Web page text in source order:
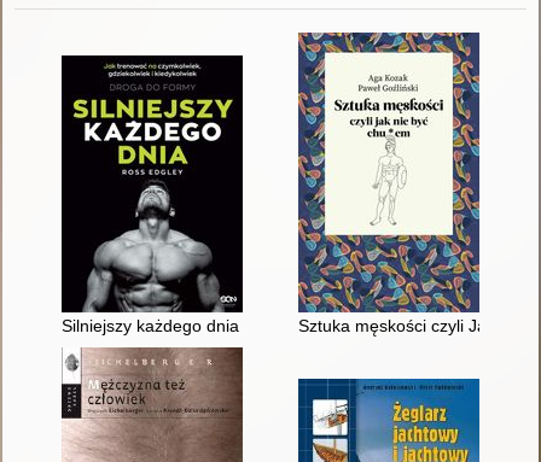
Silniejszy każdego dnia : jak trenować na czymkolwiek,
Sztuka męskości czyli Jak nie